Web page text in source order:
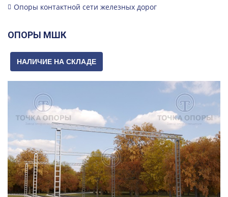
Опоры контактной сети железных дорог
ОПОРЫ МШК
НАЛИЧИЕ НА СКЛАДЕ